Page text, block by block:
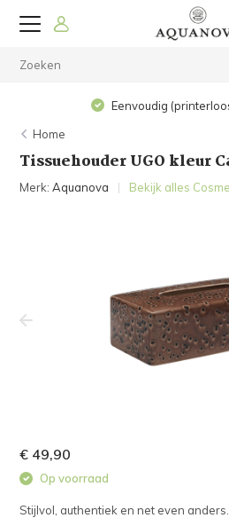
Eenvoudig
Home
Tissuehouder UGO kleur
Merk:Aquanova Bekijk alles
€ 49,90
Op voorraad
Stijlvol, authentiek en net even